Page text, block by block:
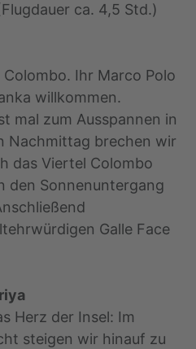
ca. 4,5 Std.)
Ihr Marco Polo
willkommen.
mal zum Ausspannen in
Nachmittag brechen wir
das Viertel Colombo
den Sonnenuntergang
Galle Face
Herz der Insel: Im
steigen wir hinauf zu